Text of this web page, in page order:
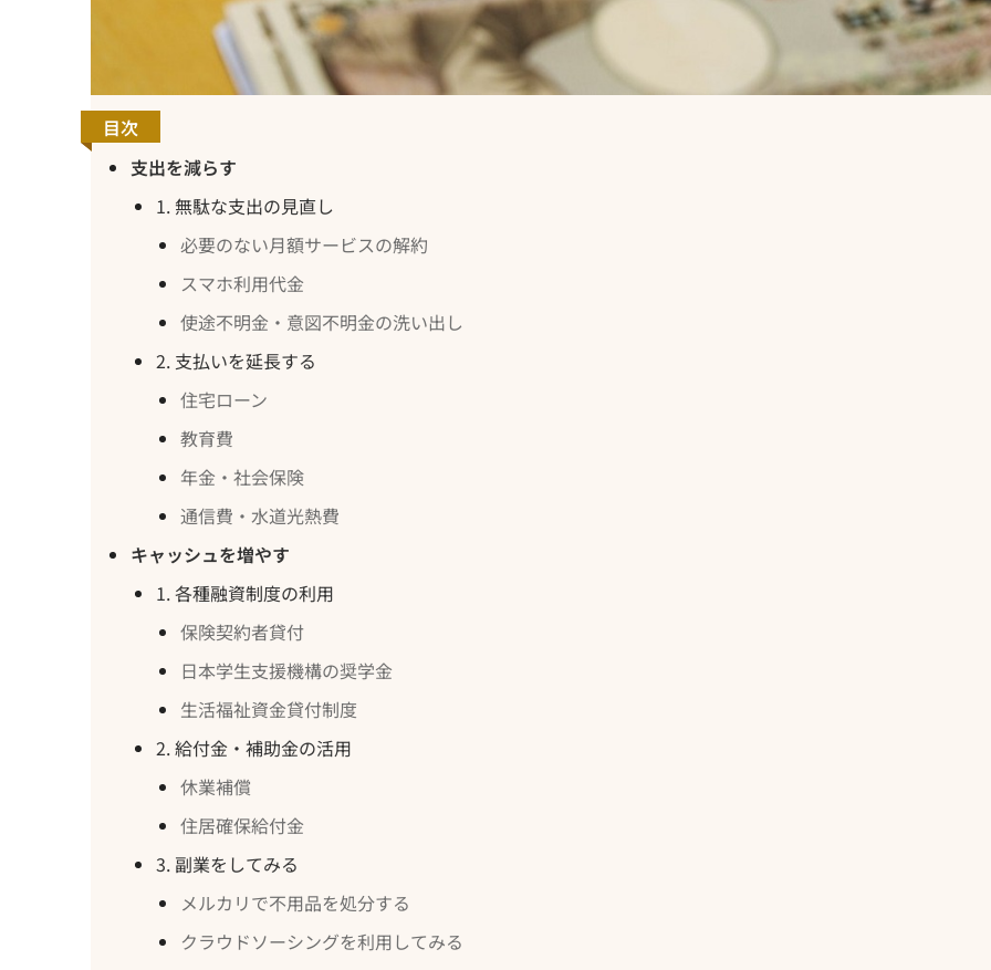
目次
支出を減らす
1. 無駄な支出の見直し
必要のない月額サービスの解約
スマホ利用代金
使途不明金・意図不明金の洗い出し
2. 支払いを延長する
住宅ローン
教育費
年金・社会保険
通信費・水道光熱費
キャッシュを増やす
1. 各種融資制度の利用
保険契約者貸付
日本学生支援機構の奨学金
生活福祉資金貸付制度
2. 給付金・補助金の活用
休業補償
住居確保給付金
3. 副業をしてみる
メルカリで不用品を処分する
クラウドソーシングを利用してみる